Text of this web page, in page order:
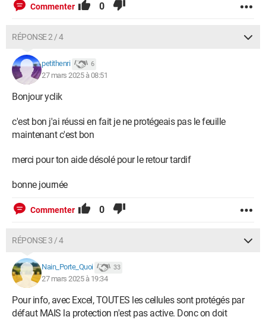
Commenter 0
RÉPONSE 2 / 4
petithenri 6
27 mars 2025 à 08:51
Bonjour yclik
c'est bon j'ai réussi en fait je ne protégeais pas le feuille
maintenant c'est bon
merci pour ton aide désolé pour le retour tardif
bonne journée
Commenter 0
RÉPONSE 3 / 4
Nain_Porte_Quoi 33
27 mars 2025 à 19:34
Pour info, avec Excel, TOUTES les cellules sont protégés par
défaut MAIS la protection n'est pas active. Donc on doit